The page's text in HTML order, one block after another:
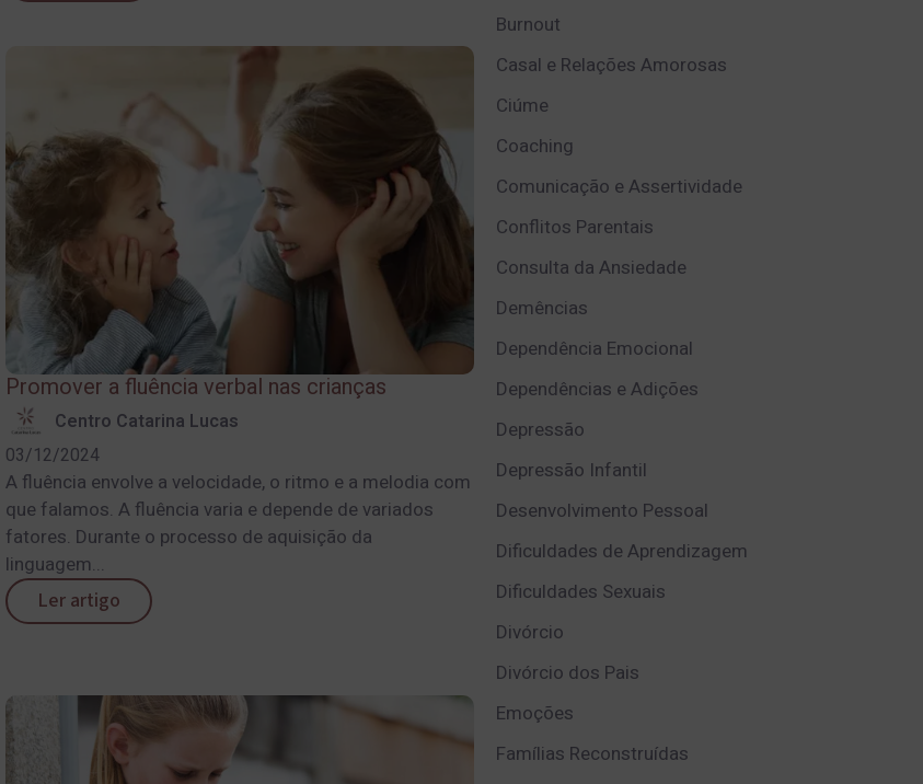
Promover a fluência verbal nas crianças
Centro Catarina Lucas
03/12/2024
A fluência envolve a velocidade, o ritmo e a melodia com
que falamos. A fluência varia e depende de variados
fatores. Durante o processo de aquisição da
linguagem...
Ler artigo
Burnout
Casal e Relações Amorosas
Ciúme
Coaching
Comunicação e Assertividade
Conflitos Parentais
Consulta da Ansiedade
Demências
Dependência Emocional
Dependências e Adições
Depressão
Depressão Infantil
Desenvolvimento Pessoal
Dificuldades de Aprendizagem
Dificuldades Sexuais
Divórcio
Divórcio dos Pais
Emoções
Famílias Reconstruídas